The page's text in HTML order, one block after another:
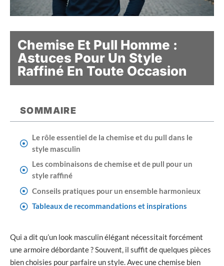
Chemise Et Pull Homme :
Astuces Pour Un Style
Raffiné En Toute Occasion
SOMMAIRE
Le rôle essentiel de la chemise et du pull dans le
style masculin
Les combinaisons de chemise et de pull pour un
style raffiné
Conseils pratiques pour un ensemble harmonieux
Tableaux de recommandations et inspirations
Qui a dit qu’un look masculin élégant nécessitait forcément
une armoire débordante ? Souvent, il suffit de quelques pièces
bien choisies pour parfaire un style. Avec une chemise bien